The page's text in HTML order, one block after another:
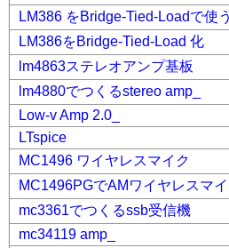
LM386 をBridge-Tied-Loadで使う
LM386をBridge-Tied-Load 化
lm4863ステレオアンプ基板
lm4880でつくるstereo amp_
Low-v Amp 2.0_
LTspice
MC1496 ワイヤレスマイク
MC1496PGでAMワイヤレスマ
mc3361でつくるssb受信機
mc34119 amp_